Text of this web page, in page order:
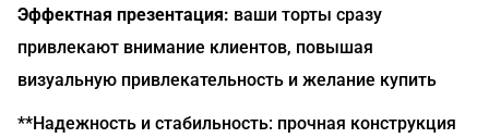
Эффектная презентация: ваши торты сразу
привлекают внимание клиентов, повышая
визуальную привлекательность и желание купить
**Надежность и стабильность: прочная конструкция